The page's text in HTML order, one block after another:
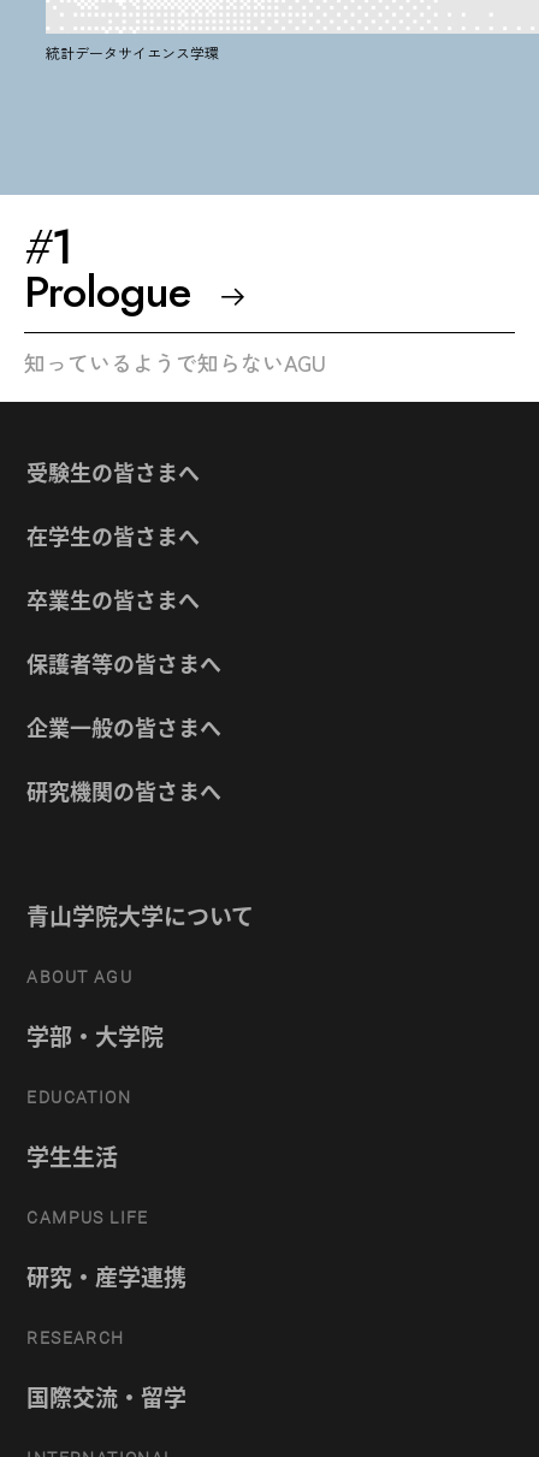
統計データサイエンス学環
#1
Prologue
知っているようで知らないAGU
受験生の皆さまへ
在学生の皆さまへ
卒業生の皆さまへ
保護者等の皆さまへ
企業一般の皆さまへ
研究機関の皆さまへ
青山学院大学について
ABOUT AGU
学部・大学院
EDUCATION
学生生活
CAMPUS LIFE
研究・産学連携
RESEARCH
国際交流・留学